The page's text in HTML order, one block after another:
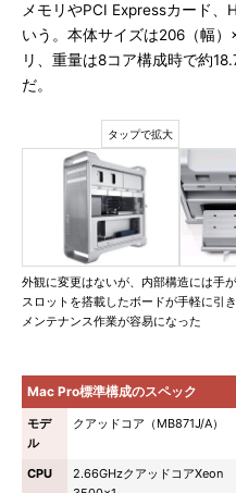
メモリやPCI Expressカード、
いう。本体サイズは206（幅
リ、重量は8コア構成時で約
だ。
外観に変更はないが、内部構造には手
スロットを搭載したボードが手軽に引
メンテナンス作業が容易になった
Mac Pro標準構成のスペック
モデ
ル
クアッドコア（MB871J/A）
CPU
2.66GHzクアッドコアXeon